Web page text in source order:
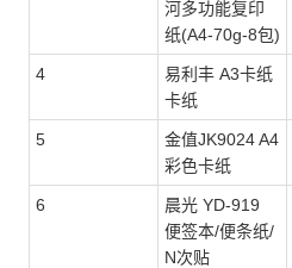
河多功能复印
纸(A4-70g-8包)
4
易利丰 A3卡纸
卡纸
5
金值JK9024 A4
彩色卡纸
6
晨光 YD-919
便签本/便条纸/
N次贴